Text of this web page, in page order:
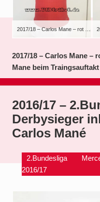
2017/18 – Carlos Mane –
Mane beim
2016/17 –
Derbysieger
Carlos Mané
2.Bundesliga
2016/17